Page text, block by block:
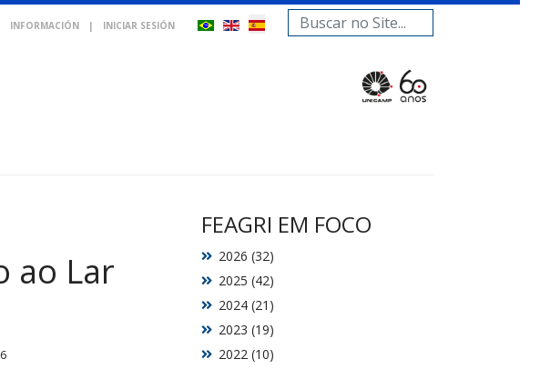
INFORMACIÓN | INICIAR SESIÓN Buscar...
ao Lar
FEAGRI EM FOCO
2022 (10)
2023 (19)
2024 (21)
2025 (42)
2026 (32)